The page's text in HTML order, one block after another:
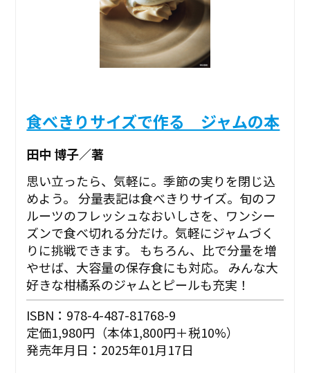
食べきりサイズで作る ジャムの本
田中 博子／著
思い立ったら、気軽に。季節の実りを閉じ込
めよう。 分量表記は食べきりサイズ。旬のフ
ルーツのフレッシュなおいしさを、ワンシー
ズンで食べ切れる分だけ。気軽にジャムづく
りに挑戦できます。 もちろん、比で分量を増
やせば、大容量の保存食にも対応。 みんな大
好きな柑橘系のジャムとピールも充実！
ISBN：978-4-487-81768-9
定価1,980円（本体1,800円＋税10%）
発売年月日：2025年01月17日